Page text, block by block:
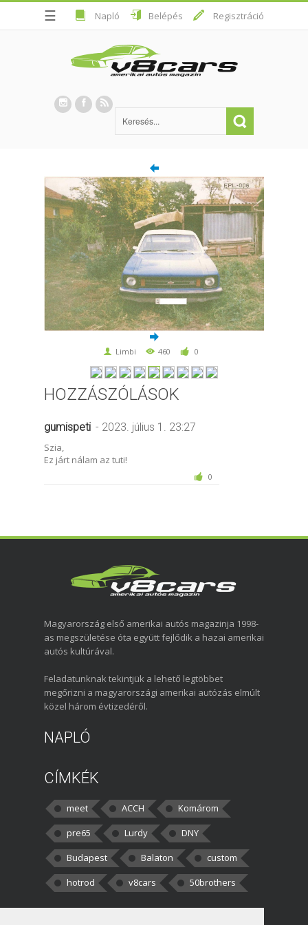
☰ Napló Belépés Regisztráció
Limbi 460 0
HOZZÁSZÓLÁSOK
gumispeti - 2023. július 1. 23:27
Szia,
Ez járt nálam az tuti!
0
Magyarország első amerikai autós magazinja 1998-
as megszületése óta együtt fejlődik a hazai amerikai
autós kultúrával.
Feladatunknak tekintjük a lehető legtöbbet
megőrizni a magyarországi amerikai autózás elmúlt
közel három évtizedéről.
NAPLÓ
CÍMKÉK
meet ACCH
Komárom
pre65
Lurdy
DNY
Budapest
Balaton
custom
hotrod
v8cars 50brothers